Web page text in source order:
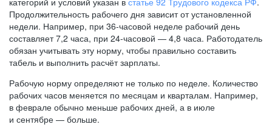
Продолжительность рабочего дня зависит от установленной
недели. Например, при 36-часовой неделе рабочий день
составляет 7,2 часа, при 24-часовой — 4,8 часа. Работодатель
обязан учитывать эту норму, чтобы правильно составить
табель и выполнить расчёт зарплаты.
Рабочую норму определяют не только по неделе. Количество
рабочих часов меняется по месяцам и кварталам. Например,
в феврале обычно меньше рабочих дней, а в июле
и сентябре — больше.